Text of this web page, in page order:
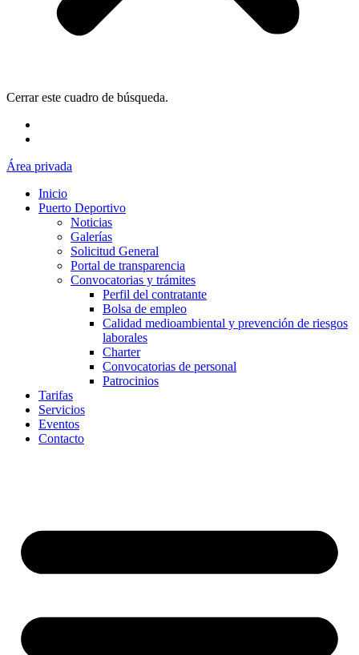
Cerrar este cuadro de búsqueda.
Área privada
Inicio
Puerto Deportivo
Noticias
Galerías
Solicitud General
Portal de transparencia
Convocatorias y trámites
Perfil del contratante
Bolsa de empleo
Calidad medioambiental y prevención de riesgos
laborales
Charter
Convocatorias de personal
Patrocinios
Tarifas
Servicios
Eventos
Contacto